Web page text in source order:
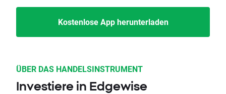
Kostenlose App herunterladen
ÜBER DAS HANDELSINSTRUMENT
Investiere in Edgewise